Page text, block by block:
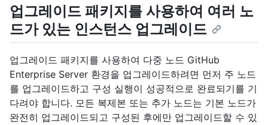
업그레이드 패키지를 사용하여 여러 노
드가 있는 인스턴스 업그레이드
업그레이드 패키지를 사용하여 다중 노드 GitHub
Enterprise Server 환경을 업그레이드하려면 먼저 주 노드
를 업그레이드하고 구성 실행이 성공적으로 완료되기를 기
다려야 합니다. 모든 복제본 또는 추가 노드는 기본 노드가
완전히 업그레이드되고 구성된 후에만 업그레이드할 수 있